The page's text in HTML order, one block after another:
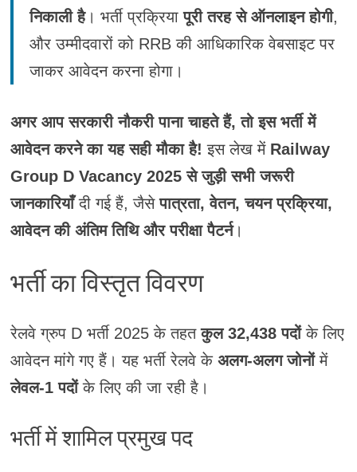
निकाली है। भर्ती प्रक्रियापूरी तरह से ऑनलाइन होगी,
और उम्मीदवारों को RRB की आधिकारिक वेबसाइट पर
जाकर आवेदन करना होगा।
अगर आप सरकारी नौकरी पाना चाहते हैं, तो इस भर्ती में
आवेदन करने का यह सही मौका है! इस लेख में Railway
Group D Vacancy 2025 से जुड़ी सभी जरूरी
जानकारियाँदी गई हैं, जैसेपात्रता, वेतन, चयन प्रक्रिया,
आवेदन की अंतिम तिथि और परीक्षा पैटर्न।
भर्ती का विस्तृत विवरण
रेलवे ग्रुप D भर्ती 2025 के तहतकुल 32,438 पदोंके लिए
आवेदन मांगे गए हैं। यह भर्ती रेलवे के अलग-अलग जोनोंमें
लेवल-1 पदोंके लिए की जा रही है।
भर्ती में शामिल प्रमुख पद